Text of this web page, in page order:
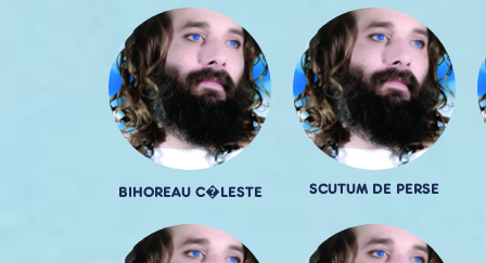
BIHOREAU C�LESTE SCUTUM DE PERSE